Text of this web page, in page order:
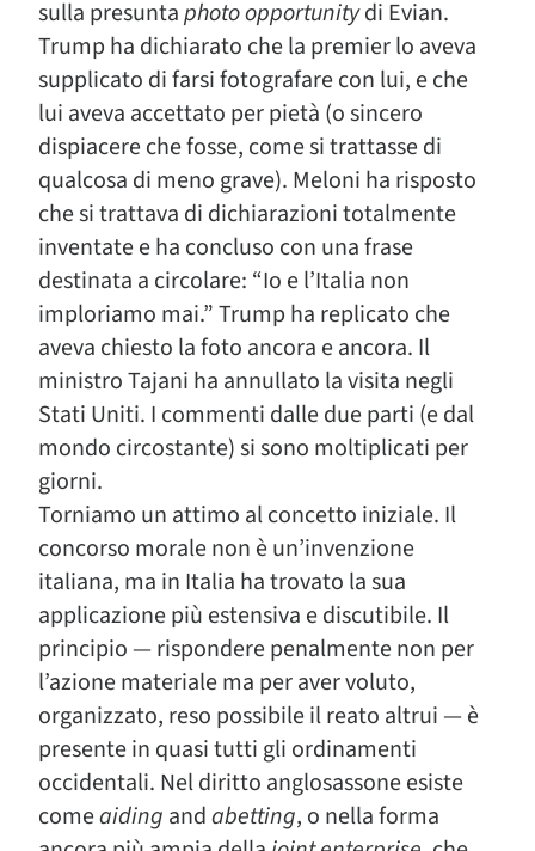
sulla presuntaphoto opportunitydi Evian.
Trump ha dichiarato che la premier lo aveva
supplicato di farsi fotografare con lui, e che
lui aveva accettato per pietà (o sincero
dispiacere che fosse, come si trattasse di
qualcosa di meno grave). Meloni ha risposto
che si trattava di dichiarazioni totalmente
inventate e ha concluso con una frase
destinata a circolare: “Io e l’Italia non
imploriamo mai.” Trump ha replicato che
aveva chiesto la foto ancora e ancora. Il
ministro Tajani ha annullato la visita negli
Stati Uniti. I commenti dalle due parti (e dal
mondo circostante) si sono moltiplicati per
giorni.
Torniamo un attimo al concetto iniziale. Il
concorso morale non è un’invenzione
italiana, ma in Italia ha trovato la sua
applicazione più estensiva e discutibile. Il
principio — rispondere penalmente non per
l’azione materiale ma per aver voluto,
organizzato, reso possibile il reato altrui — è
presente in quasi tutti gli ordinamenti
occidentali. Nel diritto anglosassone esiste
comeaiding andabetting, o nella forma